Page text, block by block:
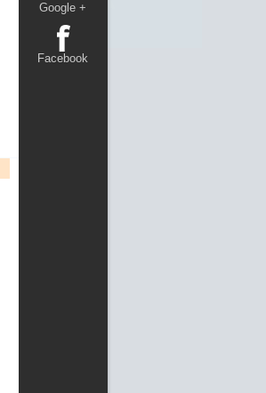
Google +
Facebook